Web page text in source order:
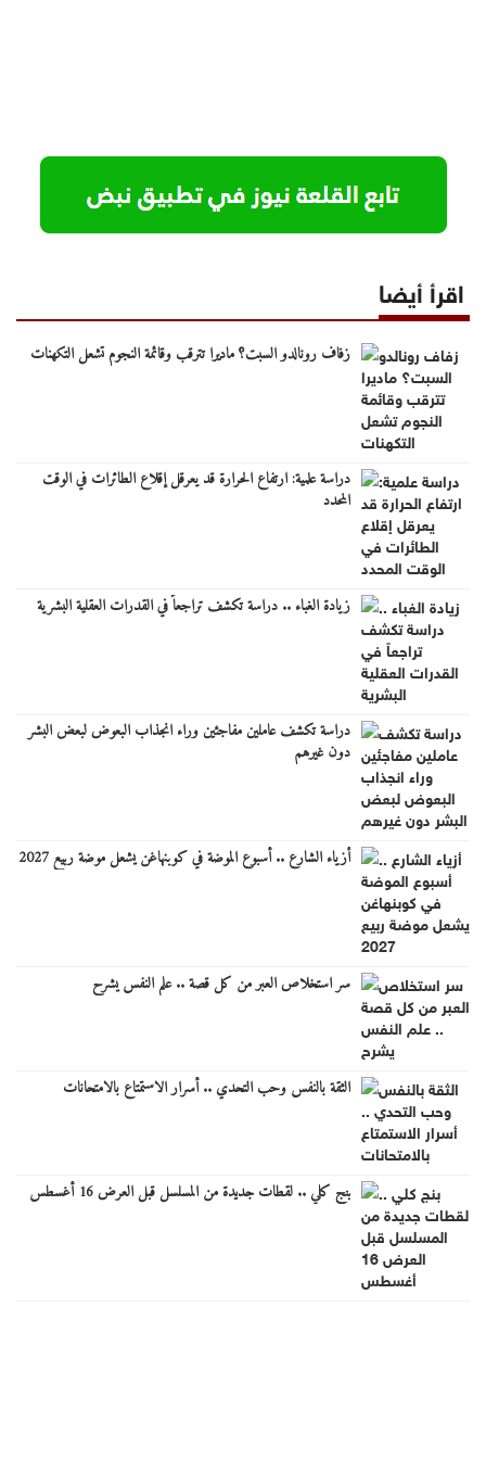
اقرأ أيضا
زفاف رونالدو السبت؟ ماديرا تترقب وقائمة النجوم تشعل التكهنات
دراسة علمية: ارتفاع الحرارة قد يعرقل إقلاع الطائرات في الوقت
المحدد
زيادة الغباء .. دراسة تكشف تراجعاً في القدرات العقلية البشرية
دراسة تكشف عاملين مفاجئين وراء انجذاب البعوض لبعض البشر
دون غيرهم
أزياء الشارع .. أسبوع الموضة في كوبنهاغن يشعل موضة ربيع 2027
سر استخلاص العبر من كل قصة .. علم النفس يشرح
الثقة بالنفس وحب التحدي .. أسرار الاستمتاع بالامتحانات
بنج كلي .. لقطات جديدة من المسلسل قبل العرض 16 أغسطس